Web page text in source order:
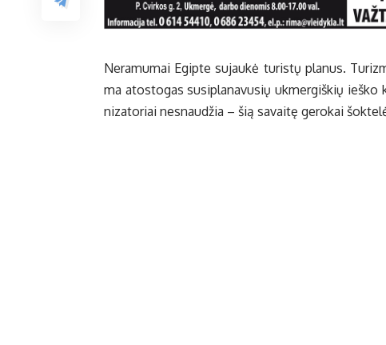
Ne­ra­mu­mai Egip­te su­jau­kė tu­ris­tų pla­nus.
ma atos­to­gas su­si­pla­na­vu­sių uk­mer­giš­kių
ni­za­to­riai ne­snau­džia – šią sa­vai­tę ge­ro­kai